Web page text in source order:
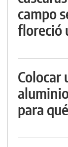
campo
floreció
Colocar
para